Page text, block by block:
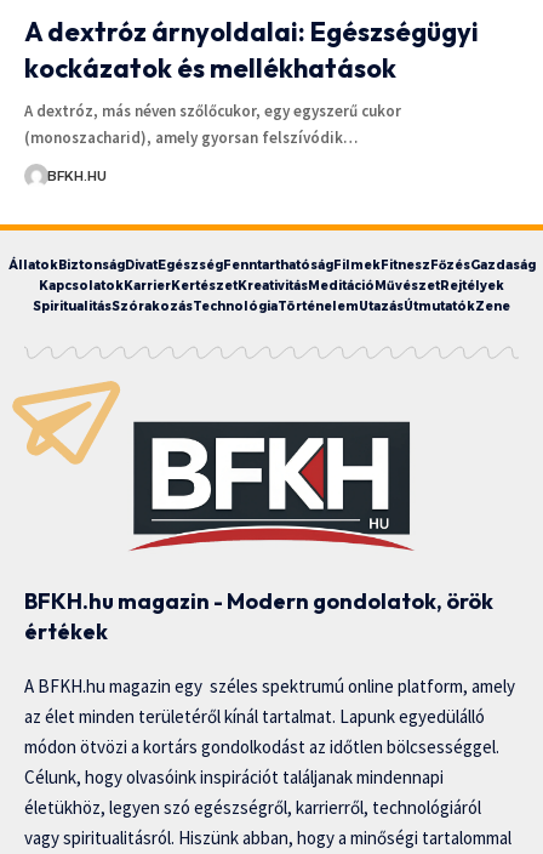
A dextróz árnyoldalai: Egészségügyi
kockázatok és mellékhatások
A dextróz, más néven szőlőcukor, egy egyszerű cukor
(monoszacharid), amely gyorsan felszívódik…
BFKH.HU
ÁllatokBiztonságDivatEgészségFenntarthatóságFilmekFitneszFőzésGazdaság
KapcsolatokKarrierKertészetKreativitásMeditációMűvészetRejtélyek
SpiritualitásSzórakozásTechnológiaTörténelemUtazásÚtmutatókZene
BFKH.hu magazin - Modern gondolatok, örök
értékek
A BFKH.hu magazin egy széles spektrumú online platform, amely
az élet minden területéről kínál tartalmat. Lapunk egyedülálló
módon ötvözi a kortárs gondolkodást az időtlen bölcsességgel.
Célunk, hogy olvasóink inspirációt találjanak mindennapi
életükhöz, legyen szó egészségről, karrierről, technológiáról
vagy spiritualitásról. Hiszünk abban, hogy a minőségi tartalommal